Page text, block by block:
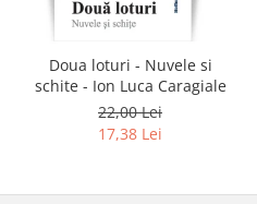
Doua loturi - Nuvele si
schite - Ion Luca Caragiale
22,00 Lei
17,38 Lei